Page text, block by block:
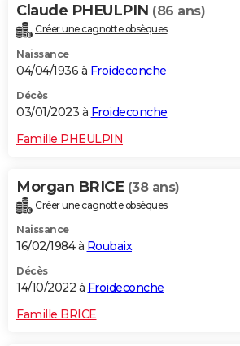
Claude PHEULPIN (86 ans)
Créer une cagnotte obsèques
Naissance
04/04/1936 à Froideconche
Décès
03/01/2023 à Froideconche
Famille PHEULPIN
Morgan BRICE (38 ans)
Créer une cagnotte obsèques
Naissance
16/02/1984 à Roubaix
Décès
14/10/2022 à Froideconche
Famille BRICE